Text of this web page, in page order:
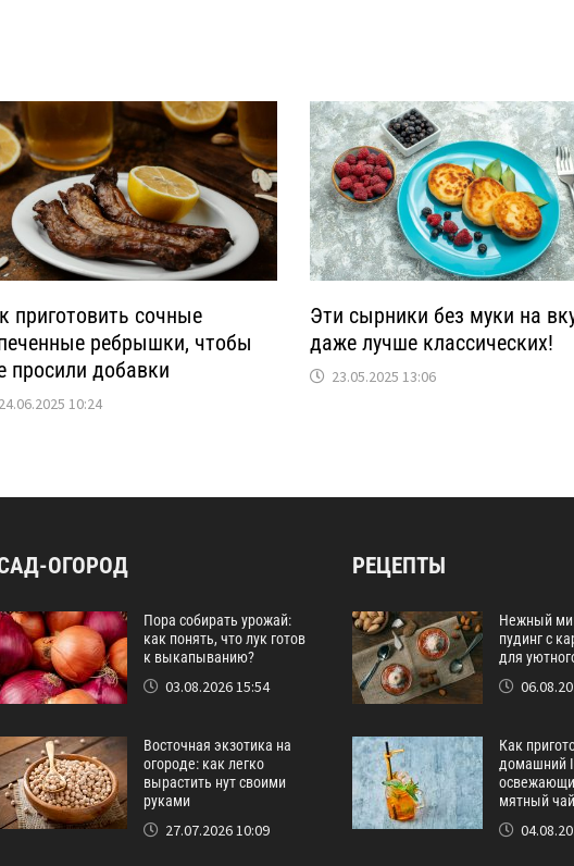
приготовить сочные
ребрышки, чтобы
просили добавки
24.06.2025 10:24
Эти сырники без муки на
даже лучше классических!
23.05.2025 13:06
ОГОРОД
Пора собирать урожай:
как понять, что лук готов
к выкапыванию?
03.08.2026 15:54
Восточная экзотика на
огороде: как легко
вырастить нут своими
руками
27.07.2026 10:09
РЕЦЕПТЫ
Нежный
пудинг с
для
Как
домашний
мятный чай